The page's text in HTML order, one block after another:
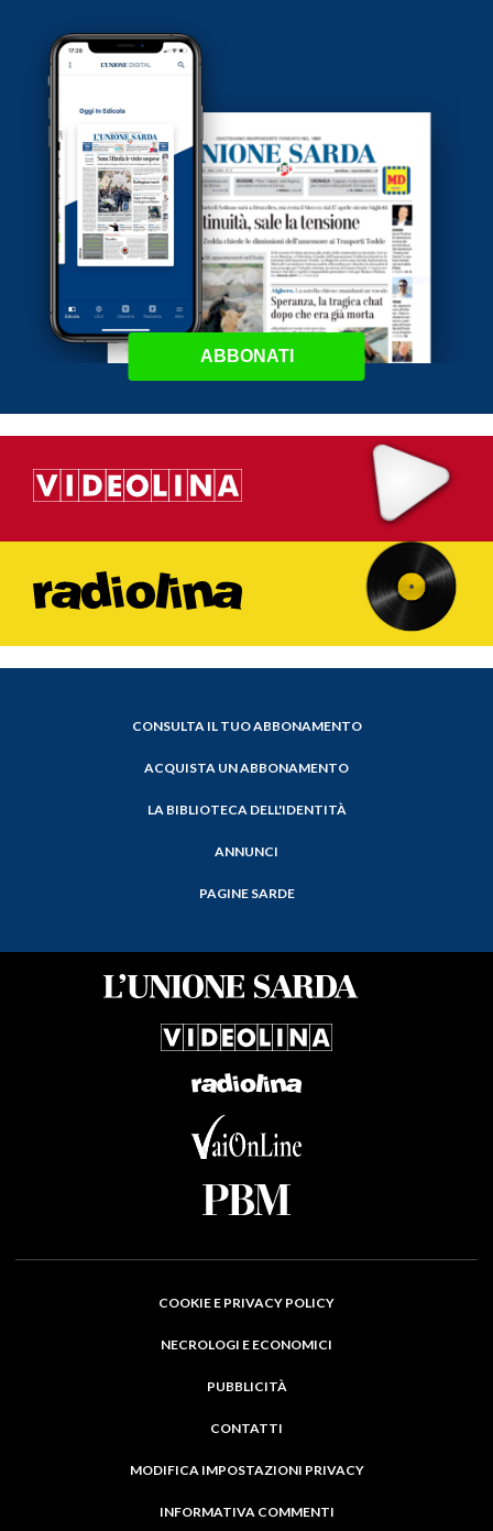
ABBONATI
CONSULTA IL TUO ABBONAMENTO
ACQUISTA UN ABBONAMENTO
LA BIBLIOTECA DELL'IDENTITÀ
ANNUNCI
PAGINE SARDE
COOKIE E PRIVACY POLICY
NECROLOGI E ECONOMICI
PUBBLICITÀ
CONTATTI
MODIFICA IMPOSTAZIONI PRIVACY
INFORMATIVA COMMENTI